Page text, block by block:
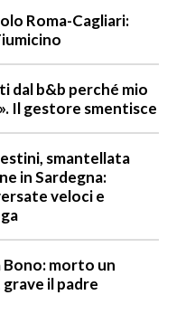
Roma-Cagliari:
dal b&b perché mio
Il gestore smentisce
smantellata
in Sardegna:
veloci e
Bono: morto un
il padre